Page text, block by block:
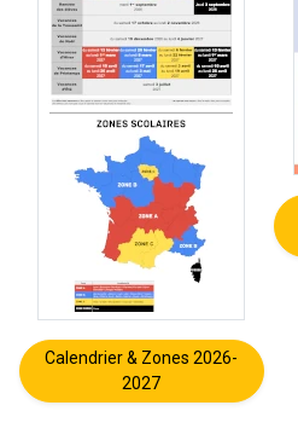
Calendrier & Zones 2026-
2027